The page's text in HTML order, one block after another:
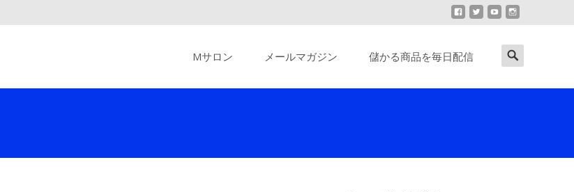
Mサロン メールマガジン 儲かる商品を毎日配信
Search